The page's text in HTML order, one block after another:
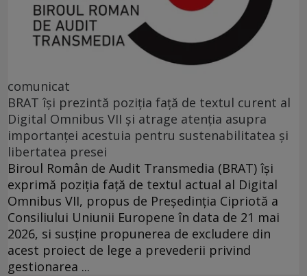
comunicat
BRAT își prezintă poziția față de textul curent al
Digital Omnibus VII și atrage atenția asupra
importanței acestuia pentru sustenabilitatea și
libertatea presei
Biroul Român de Audit Transmedia (BRAT) își
exprimă poziția față de textul actual al Digital
Omnibus VII, propus de Președinția Cipriotă a
Consiliului Uniunii Europene în data de 21 mai
2026, si susține propunerea de excludere din
acest proiect de lege a prevederii privind
gestionarea ...